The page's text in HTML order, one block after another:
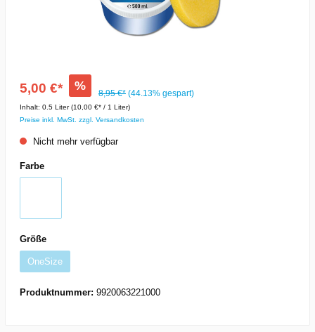
5,00 €* %
8,95 €* (44.13% gespart)
Inhalt: 0.5 Liter(10,00 €* / 1 Liter)
Preise inkl. MwSt. zzgl. Versandkosten
Nicht mehr verfügbar
Farbe
Größe
OneSize
Produktnummer: 9920063221000